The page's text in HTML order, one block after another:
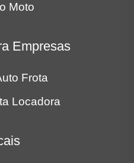
Moto
Empresas
Frota
Locadora